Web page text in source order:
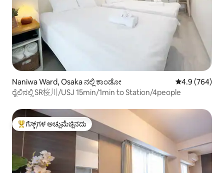
Naniwa Ward, Osaka ನಲ್ಲಿ ಕಾಂಡೋ 5 ರಲ್ಲಿ 4.9
4.9 (764)
ರೈಲಿನಲ್ಲಿ SR桜川/USJ 15min/1min to Station/4people
ಗೆಸ್ಟ್‌ಗಳಿಗೆ ಅತಿ ಹೆಚ್ಚು ಅಚ್ಚುಮೆಚ್ಚಿನದು
ಗೆಸ್ಟ್‌ಗಳ ಅಚ್ಚುಮೆಚ್ಚಿನದು